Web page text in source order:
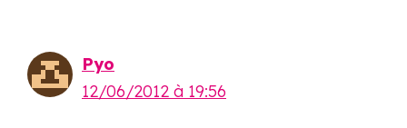
Pyo
12/06/2012 à 19:56